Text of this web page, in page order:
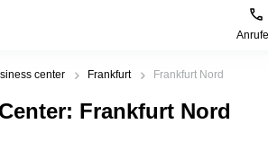
center Frankfurt Frankfurt Nord
: Frankfurt Nord